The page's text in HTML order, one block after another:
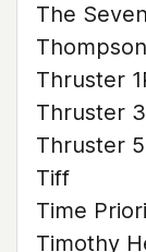
The Seven
Thompson
Thruster
Thruster
Thruster
Tiff
Time
Timothy